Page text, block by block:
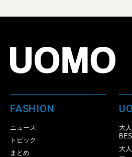
FASHION
ニュース
トピック
まとめ
大
大